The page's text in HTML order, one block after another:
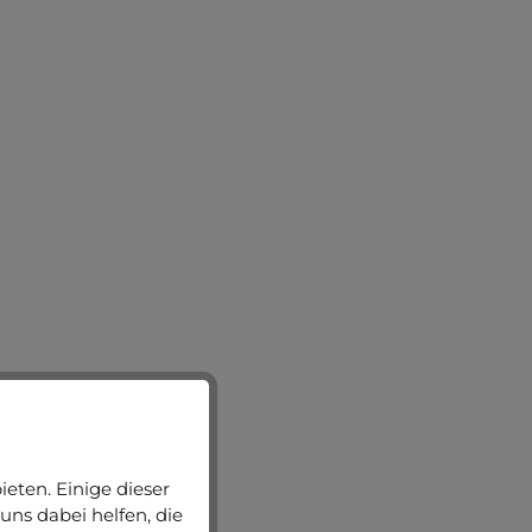
Einige dieser
dabei helfen, die